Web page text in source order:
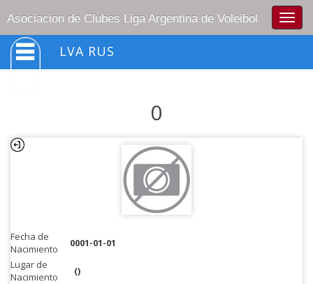
Asociacion de Clubes Liga Argentina de Voleibol
LVA RUS
0
Fecha de
Nacimiento
0001-01-01
Lugar de
Nacimiento
()